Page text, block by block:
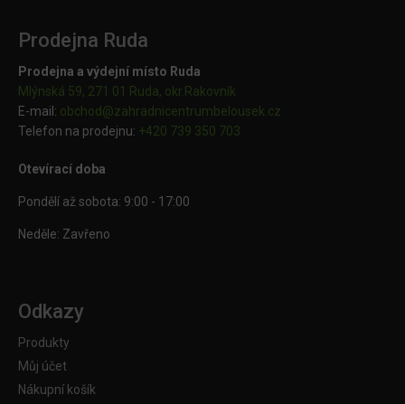
Prodejna Ruda
Prodejna a výdejní místo Ruda
Mlýnská 59, 271 01 Ruda, okr.Rakovník
E-mail: obchod@zahradnicentrumbelousek.cz
Telefon na prodejnu: +420 739 350 703
Otevírací doba
Pondělí až sobota: 9:00 - 17:00
Neděle: Zavřeno
Odkazy
Produkty
Můj účet
Nákupní košík